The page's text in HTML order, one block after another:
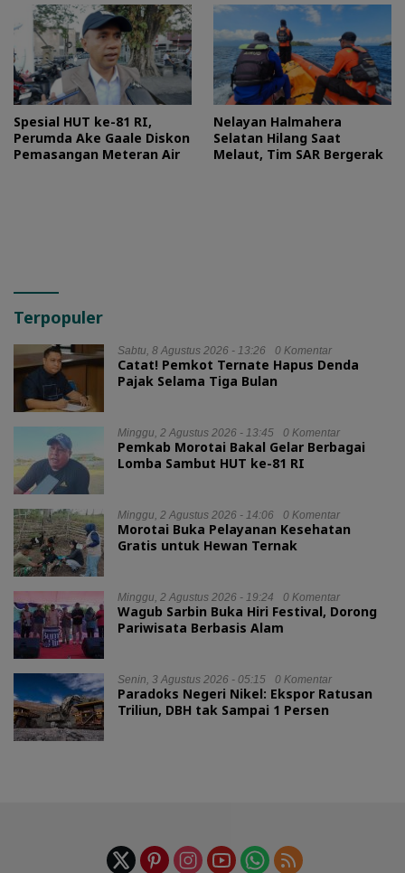
Spesial HUT ke-81 RI,
Perumda Ake Gaale Diskon
Pemasangan Meteran Air
Nelayan Halmahera
Selatan Hilang Saat
Melaut, Tim SAR Bergerak
Terpopuler
Sabtu, 8 Agustus 2026 - 13:26 0 Komentar
Catat! Pemkot Ternate Hapus Denda
Pajak Selama Tiga Bulan
Minggu, 2 Agustus 2026 - 13:45 0 Komentar
Pemkab Morotai Bakal Gelar Berbagai
Lomba Sambut HUT ke-81 RI
Minggu, 2 Agustus 2026 - 14:06 0 Komentar
Morotai Buka Pelayanan Kesehatan
Gratis untuk Hewan Ternak
Minggu, 2 Agustus 2026 - 19:24 0 Komentar
Wagub Sarbin Buka Hiri Festival, Dorong
Pariwisata Berbasis Alam
Senin, 3 Agustus 2026 - 05:15 0 Komentar
Paradoks Negeri Nikel: Ekspor Ratusan
Triliun, DBH tak Sampai 1 Persen